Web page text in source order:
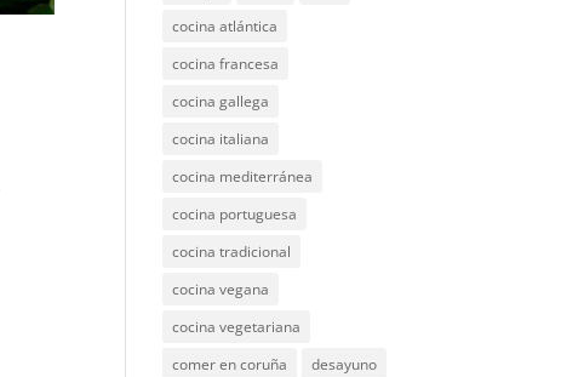
cocina atlántica
cocina francesa
cocina gallega
cocina italiana
cocina mediterránea
cocina portuguesa
cocina tradicional
cocina vegana
cocina vegetariana
comer en coruña
desayuno